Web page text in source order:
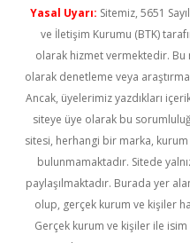
Yasal Uyarı: Sitemiz, 5651
ve İletişim Kurumu (BTK)
olarak hizmet vermektedir.
olarak denetleme veya
Ancak, üyelerimiz yazdıkları
siteye üye olarak bu
sitesi, herhangi bir marka, kurum
bulunmamaktadır. Sitede
paylaşılmaktadır. Burada yer
olup, gerçek kurum ve kişiler
Gerçek kurum ve kişiler ile